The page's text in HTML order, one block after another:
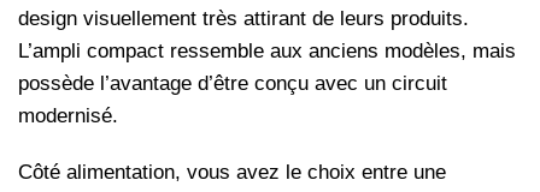
design visuellement très attirant de leurs produits.
L’ampli compact ressemble aux anciens modèles, mais
possède l’avantage d’être conçu avec un circuit
modernisé.
Côté alimentation, vous avez le choix entre une